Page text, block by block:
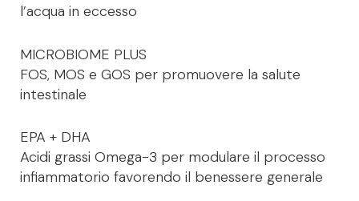
l’acqua in eccesso
MICROBIOME PLUS
FOS, MOS e GOS per promuovere la salute
intestinale
EPA + DHA
Acidi grassi Omega-3 per modulare il processo
infiammatorio favorendo il benessere generale